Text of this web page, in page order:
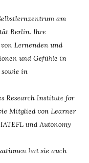
am
Berlin. Ihre
Lernenden und
und Gefühle in
sowie in
Research Institute for
Mitglied von Learner
und Autonomy
hat sie auch